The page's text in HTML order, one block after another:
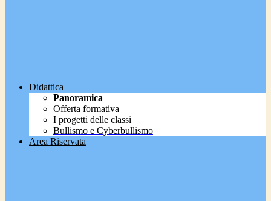
Didattica
Panoramica
Offerta formativa
I progetti delle classi
Bullismo e Cyberbullismo
Area Riservata